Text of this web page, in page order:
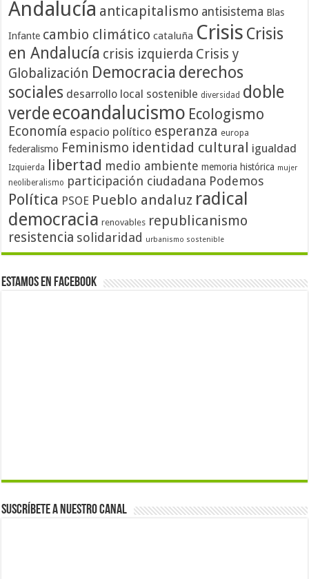
Andalucía anticapitalismo antisistema Blas
Infante cambio climático cataluña Crisis Crisis
en Andalucía crisis izquierda Crisis y
Globalización Democracia derechos
sociales desarrollo local sostenible diversidad doble
verdeecoandalucismo Ecologismo
Economía espacio político esperanza europa
federalismo Feminismo identidad cultural igualdad
Izquierda libertad medio ambiente memoria histórica mujer
neoliberalismo participación ciudadana Podemos
Política PSOE Pueblo andaluz radical
democracia renovables republicanismo
resistencia solidaridad urbanismo sostenible
Estamos en Facebook
Suscríbete a nuestro canal